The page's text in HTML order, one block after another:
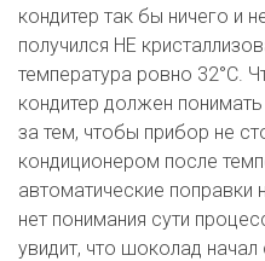
кондитер так бы ничего и
получился НЕ
температура ровно 32°C.
кондитер должен
за тем, чтобы прибор не
кондиционером после
автоматические поправки
нет понимания сути
увидит, что шоколад